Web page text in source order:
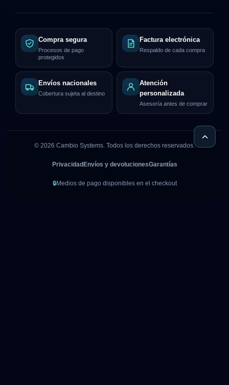
Compra segura
Procesos de pago
protegidos
Factura electrónica
Respaldo de cada compra
Envíos nacionales
Cobertura sujeta al destino
Atención
personalizada
Asesoría antes de comprar
© 2026 Cambio Systems. Todos los derechos reservados.
Privacidad Envíos y devolucionesGarantías
🔒Medios de pago disponibles en el checkout